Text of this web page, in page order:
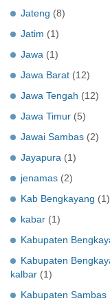
Jateng (8)
Jatim (1)
Jawa (1)
Jawa Barat (12)
Jawa Tengah (12)
Jawa Timur (5)
Jawai Sambas (2)
Jayapura (1)
jenamas (2)
Kab Bengkayang (1)
kabar (1)
Kabupaten
Kabupaten
kalbar (1)
Kabupaten Sambas